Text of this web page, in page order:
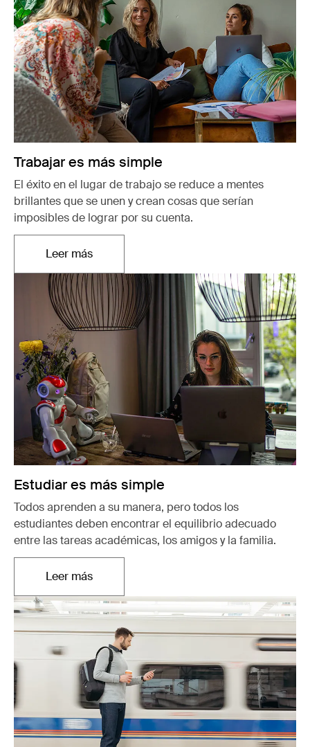
Trabajar es más simple
El éxito en el lugar de trabajo se reduce a mentes
brillantes que se unen y crean cosas que serían
imposibles de lograr por su cuenta.
Leer másSe abre en una nueva pestaña
Estudiar es más simple
Todos aprenden a su manera, pero todos los
estudiantes deben encontrar el equilibrio adecuado
entre las tareas académicas, los amigos y la familia.
Leer másSe abre en una nueva pestaña